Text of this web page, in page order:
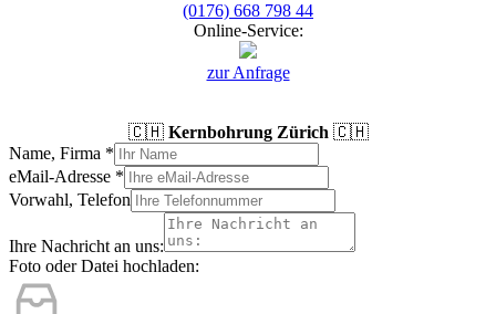
(0176) 668 798 44
Online-Service:
zur Anfrage
🇨🇭 Kernbohrung Zürich 🇨🇭
Name, Firma *
eMail-Adresse *
Vorwahl, Telefon
Ihre Nachricht an uns:
Foto oder Datei hochladen: